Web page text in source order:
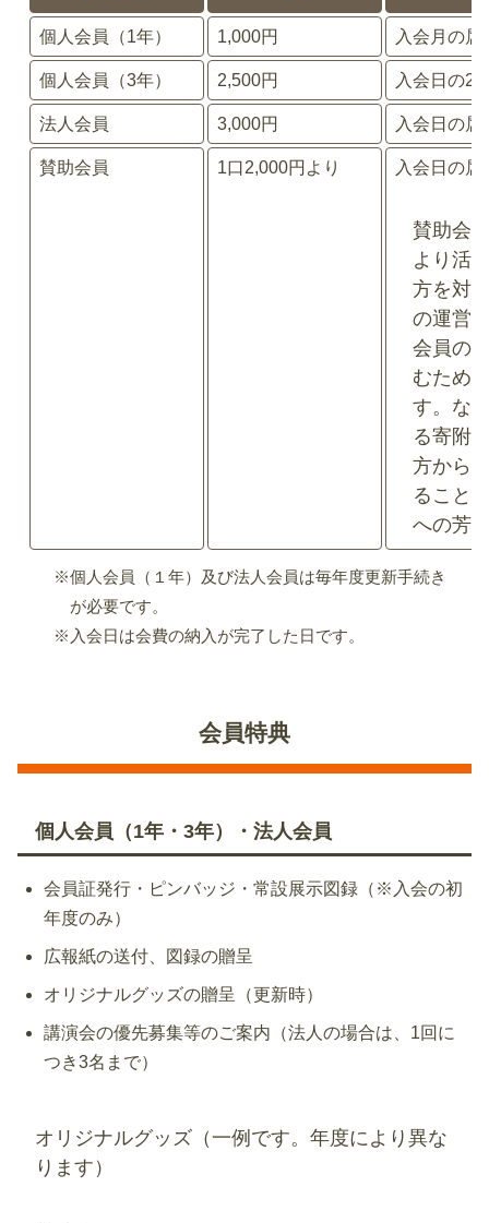
個人会員（1年） 1,000円 入会月の
個人会員（3年） 2,500円 入会日の2
法人会員 3,000円 入会日の
賛助会員 1口2,000円より 入会日の
賛助会
より活
方を対
の運営
会員の
むため
す。な
る寄附
方から
ること
への芳
※個人会員（１年）及び法人会員は毎年度更新手続き
が必要です。
※入会日は会費の納入が完了した日です。
会員特典
個人会員（1年・3年）・法人会員
会員証発行・ピンバッジ・常設展示図録（※入会の初
年度のみ）
広報紙の送付、図録の贈呈
オリジナルグッズの贈呈（更新時）
講演会の優先募集等のご案内（法人の場合は、1回に
つき3名まで）
オリジナルグッズ（一例です。年度により異な
ります）